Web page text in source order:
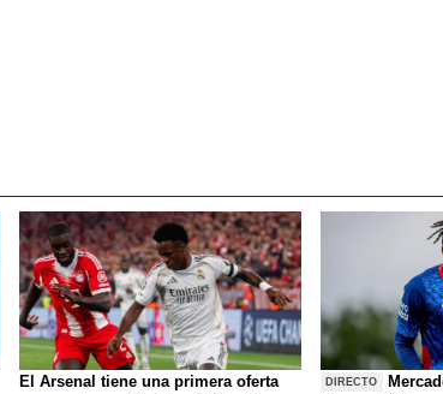
El Arsenal tiene una primera oferta
DIRECTO